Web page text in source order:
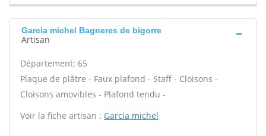
Garcia michel Bagneres de bigorre
Artisan
Département: 65
Plaque de plâtre - Faux plafond - Staff - Cloisons -
Cloisons amovibles - Plafond tendu -
Voir la fiche artisan : Garcia michel